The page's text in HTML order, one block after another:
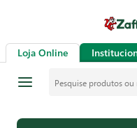
Loja Online